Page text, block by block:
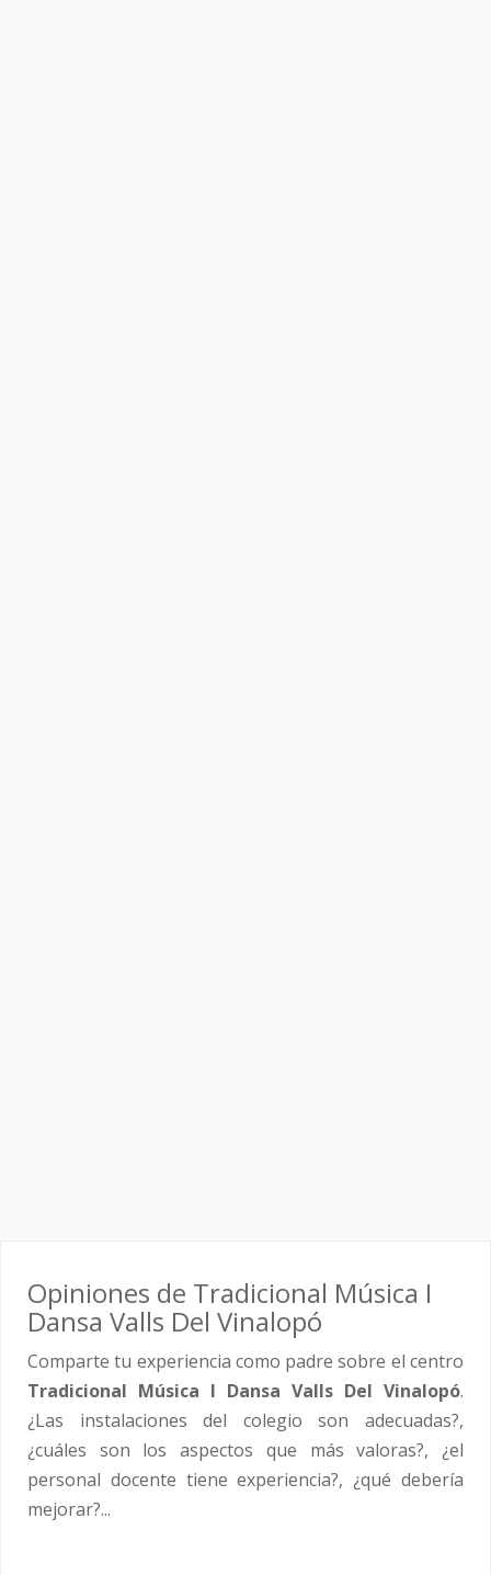
Opiniones de Tradicional Música I
Dansa Valls Del Vinalopó
Comparte tu experiencia como padre sobre el centro
Tradicional Música I Dansa Valls Del Vinalopó.
¿Las instalaciones del colegio son adecuadas?,
¿cuáles son los aspectos que más valoras?, ¿el
personal docente tiene experiencia?, ¿qué debería
mejorar?...